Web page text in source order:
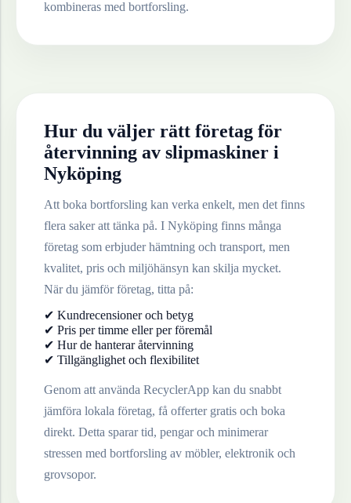
kombineras med bortforsling.
Hur du väljer rätt företag för
återvinning av slipmaskiner i
Nyköping
Att boka bortforsling kan verka enkelt, men det finns
flera saker att tänka på. I Nyköping finns många
företag som erbjuder hämtning och transport, men
kvalitet, pris och miljöhänsyn kan skilja mycket.
När du jämför företag, titta på:
✔ Kundrecensioner och betyg
✔ Pris per timme eller per föremål
✔ Hur de hanterar återvinning
✔ Tillgänglighet och flexibilitet
Genom att använda RecyclerApp kan du snabbt
jämföra lokala företag, få offerter gratis och boka
direkt. Detta sparar tid, pengar och minimerar
stressen med bortforsling av möbler, elektronik och
grovsopor.